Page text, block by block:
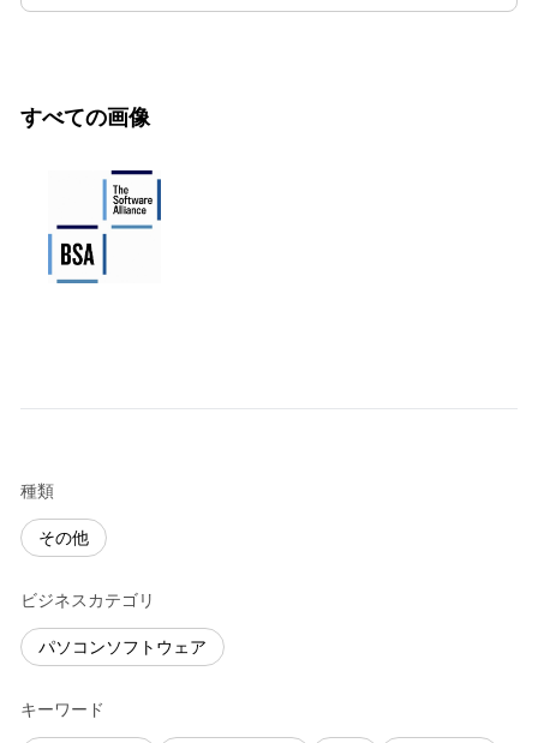
すべての画像
種類
その他
ビジネスカテゴリ
パソコンソフトウェア
キーワード